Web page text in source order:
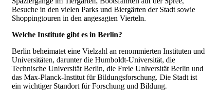
Besuche in den vielen Parks und Biergärten der Stadt sowie
Shoppingtouren in den angesagten Vierteln.
Welche Institute gibt es in Berlin?
Berlin beheimatet eine Vielzahl an renommierten Instituten und
Universitäten, darunter die Humboldt-Universität, die
Technische Universität Berlin, die Freie Universität Berlin und
das Max-Planck-Institut für Bildungsforschung. Die Stadt ist
ein wichtiger Standort für Forschung und Bildung.